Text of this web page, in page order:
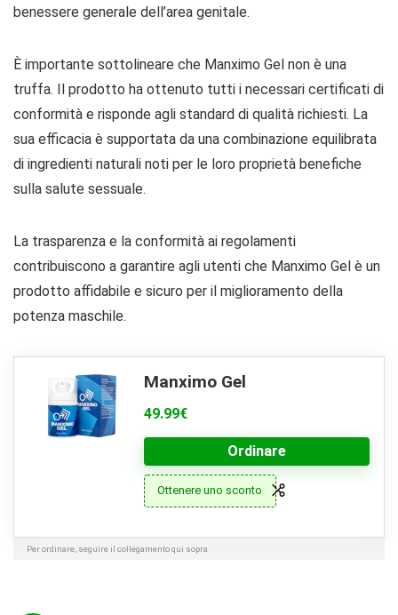
benessere generale dell’area genitale.
È importante sottolineare che Manximo Gel non è una
truffa. Il prodotto ha ottenuto tutti i necessari certificati di
conformità e risponde agli standard di qualità richiesti. La
sua efficacia è supportata da una combinazione equilibrata
di ingredienti naturali noti per le loro proprietà benefiche
sulla salute sessuale.
La trasparenza e la conformità ai regolamenti
contribuiscono a garantire agli utenti che Manximo Gel è un
prodotto affidabile e sicuro per il miglioramento della
potenza maschile.
Manximo Gel
49.99€
Ordinare
Ottenere uno sconto
Per ordinare, seguire il collegamento qui sopra